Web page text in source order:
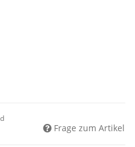
Frage zum Artikel